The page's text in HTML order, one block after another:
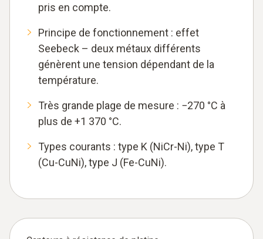
pris en compte.
Principe de fonctionnement : effet
Seebeck – deux métaux différents
génèrent une tension dépendant de la
température.
Très grande plage de mesure : −270 °C à
plus de +1 370 °C.
Types courants : type K (NiCr-Ni), type T
(Cu-CuNi), type J (Fe-CuNi).